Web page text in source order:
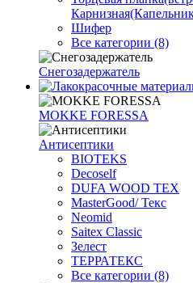
Шифер
Все категории (8)
Снегозадержатель
MOKKE FORESSA
Антисептики
BIOTEKS
Decoself
DUFA WOOD TEX
MasterGood/ Текс
Neomid
Saitex Classic
Зелест
ТЕРРАТЕКС
Все категории (8)